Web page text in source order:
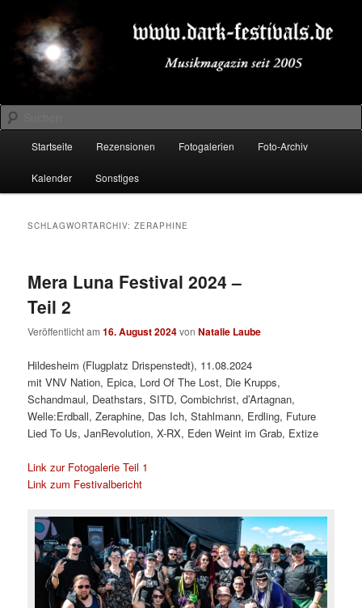
primären
Inhalt
springen
sekundären
Inhalt
springenDARK-FESTIVALS.DE
Suchen
Startseite Rezensionen Fotogalerien Foto-Archiv
Kalender Sonstiges
SCHLAGWORTARCHIV:ZERAPHINE
Mera Luna Festival 2024 –
Teil 2
Veröffentlicht am16. August 2024vonNatalie Laube
Hildesheim (Flugplatz Drispenstedt), 11.08.2024
mit VNV Nation, Epica, Lord Of The Lost, Die Krupps,
Schandmaul, Deathstars, SITD, Combichrist, d’Artagnan,
Welle:Erdball, Zeraphine, Das Ich, Stahlmann, Erdling, Future
Lied To Us, JanRevolution, X-RX, Eden Weint im Grab, Extize
Link zur Fotogalerie Teil 1
Link zum Festivalbericht